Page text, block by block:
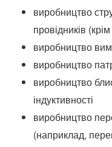
виробництво
провідників
виробництво
виробництво
виробництво
індуктивності
виробництво
(наприклад,